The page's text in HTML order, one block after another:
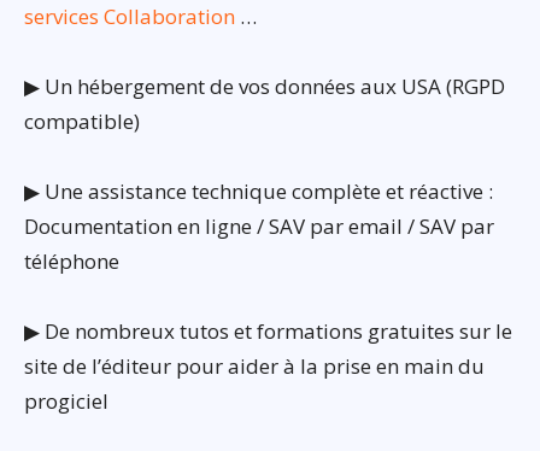
services Collaboration …
▶ Un hébergement de vos données aux USA (RGPD
compatible)
▶ Une assistance technique complète et réactive :
Documentation en ligne / SAV par email / SAV par
téléphone
▶ De nombreux tutos et formations gratuites sur le
site de l’éditeur pour aider à la prise en main du
progiciel